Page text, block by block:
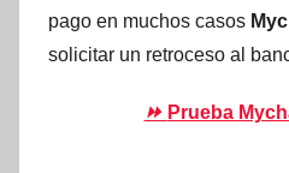
pago en muchos casos
solicitar un retroceso al
⏩ Prueba